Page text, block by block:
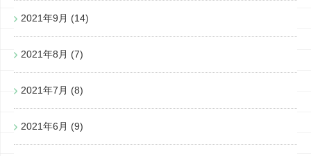
2021年9月 (14)
2021年8月 (7)
2021年7月 (8)
2021年6月 (9)